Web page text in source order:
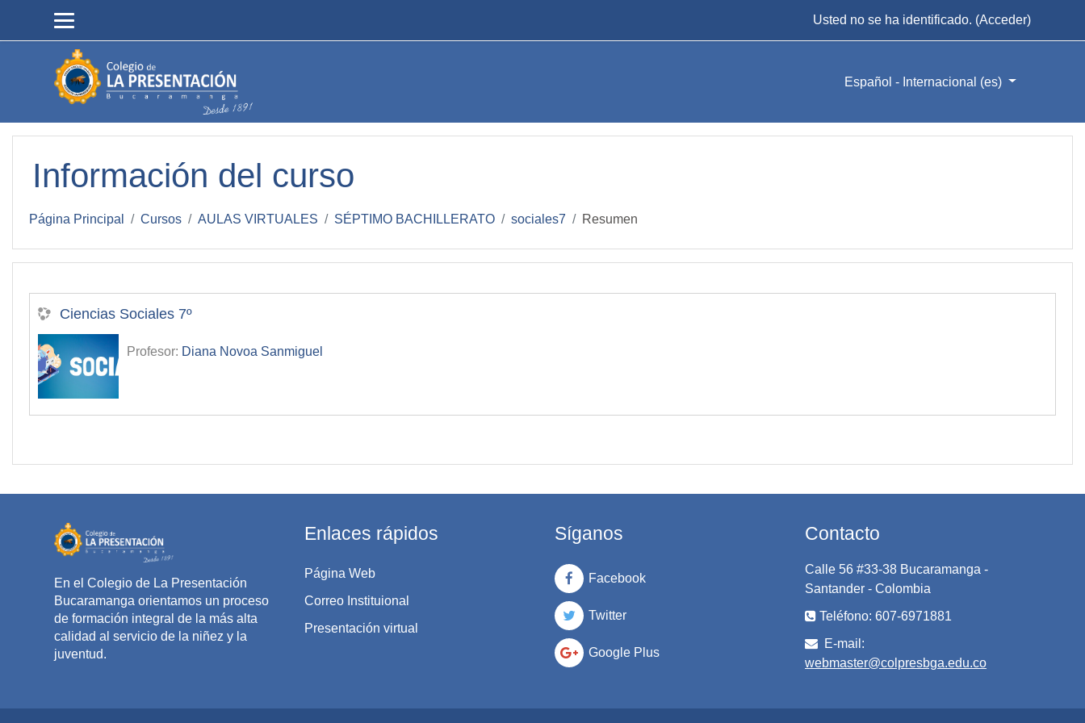
Usted no se ha identificado. (Acceder)
Español - Internacional ‎(es)‎
Información del curso
Página Principal Cursos AULAS VIRTUALES SÉPTIMO BACHILLERATO sociales7 Resumen
Ciencias Sociales 7º
Profesor: Diana Novoa Sanmiguel
En el Colegio de La Presentación
Bucaramanga orientamos un proceso
de formación integral de la más alta
calidad al servicio de la niñez y la
juventud.
Enlaces rápidos
Página Web
Correo Instituional
Presentación virtual
Síganos
Facebook
Twitter
Google Plus
Contacto
Calle 56 #33-38 Bucaramanga -
Santander - Colombia
Teléfono: 607-6971881
E-mail:
webmaster@colpresbga.edu.co